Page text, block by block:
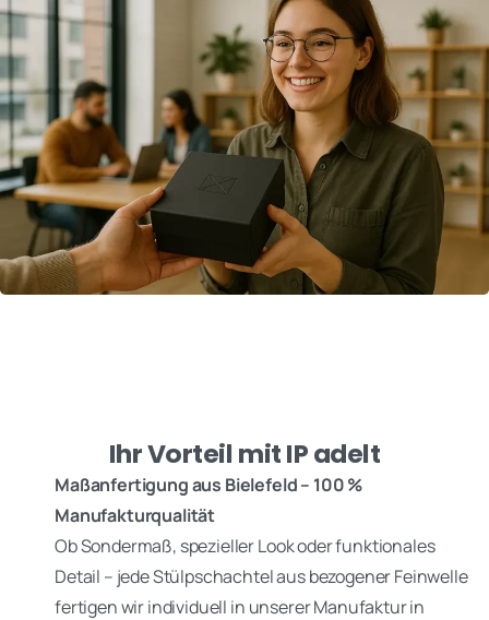
Ihr Vorteil mit IP adelt
Maßanfertigung aus Bielefeld – 100 %
Manufakturqualität
Ob Sondermaß, spezieller Look oder funktionales
Detail – jede Stülpschachtel aus bezogener Feinwelle
fertigen wir individuell in unserer Manufaktur in